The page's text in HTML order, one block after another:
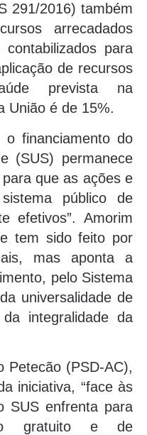
291/2016) também
arrecadados
para
de recursos
prevista na
União é de 15%.
financiamento do
(SUS) permanece
que as ações e
público de
efetivos”. Amorim
tem sido feito por
mas aponta a
pelo Sistema
universalidade de
integralidade da
Petecão (PSD-AC),
iniciativa, “face às
SUS enfrenta para
gratuito e de